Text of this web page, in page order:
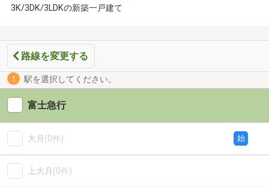
3K/3DK/3LDKの新築一戸建て
路線を変更する
駅を選択してください。
富士急行
大月 (0件) 始
上大月 (0件)